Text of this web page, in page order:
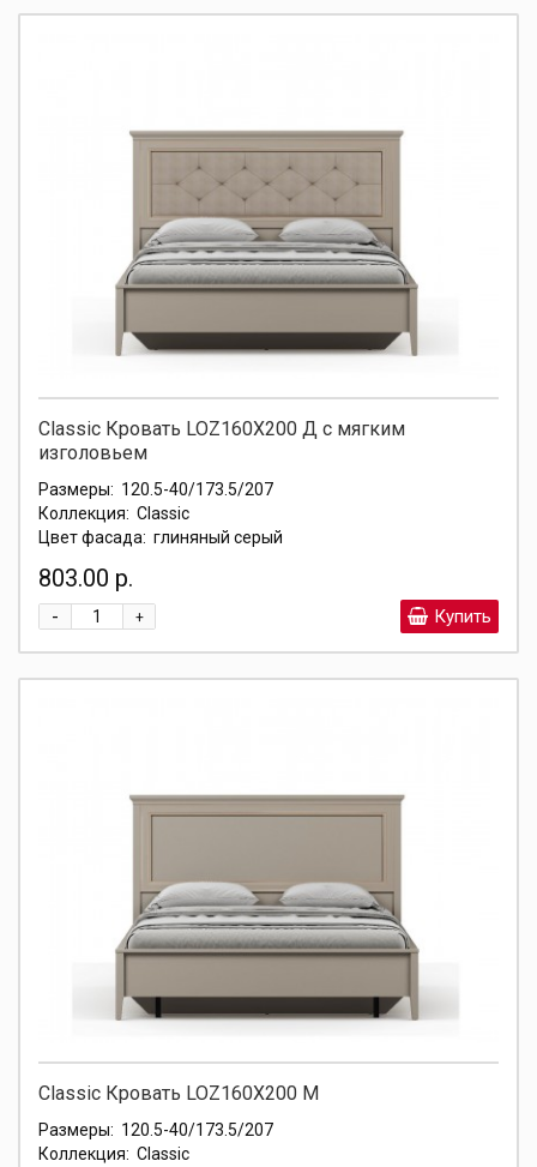
Classic Кровать LOZ160X200 Д с мягким
изголовьем
Размеры: 120.5-40/173.5/207
Коллекция: Classic
Цвет фасада: глиняный серый
803.00 р.
+
- Купить
Classic Кровать LOZ160X200 М
Размеры: 120.5-40/173.5/207
Коллекция: Classic